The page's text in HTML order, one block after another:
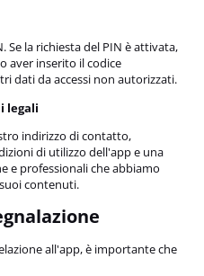
la richiesta del PIN è attivata,
aver inserito il codice
dati da accessi non autorizzati.
legali
indirizzo di contatto,
di utilizzo dell'app e una
e professionali che abbiamo
contenuti.
all'app, è importante che